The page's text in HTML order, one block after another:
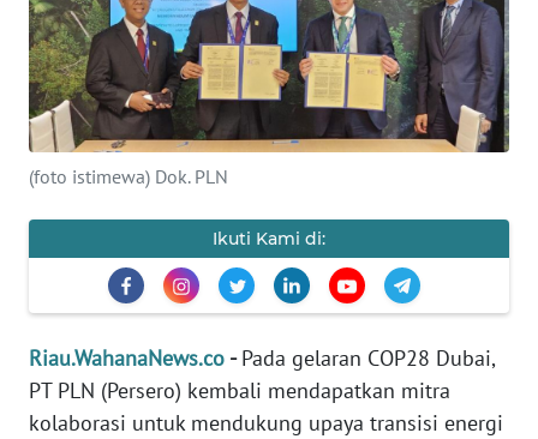
(foto istimewa) Dok. PLN
Ikuti Kami di:
Riau.WahanaNews.co -Pada gelaran COP28 Dubai,
PT PLN (Persero) kembali mendapatkan mitra
kolaborasi untuk mendukung upaya transisi energi
PERISTIWA
Informasi
INDEKS
BERITA
KONTAK
TENTANG
KAMI